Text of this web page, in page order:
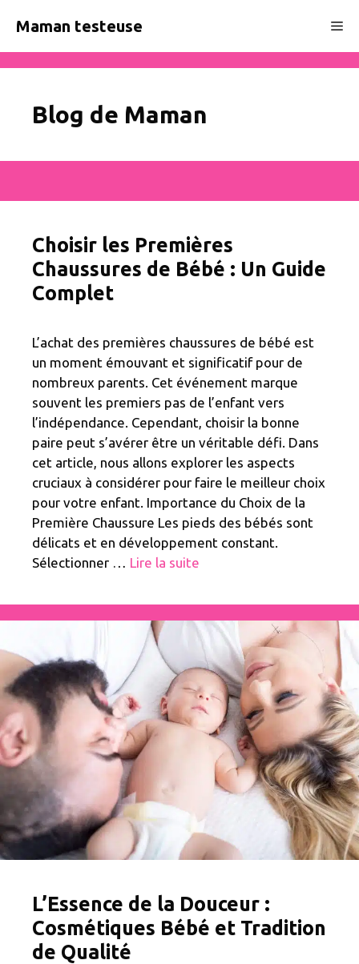
contenu
Maman testeuse
Blog de Maman
Choisir les Premières
Chaussures de Bébé : Un Guide
Complet
L’achat des premières chaussures de bébé est
un moment émouvant et significatif pour de
nombreux parents. Cet événement marque
souvent les premiers pas de l’enfant vers
l’indépendance. Cependant, choisir la bonne
paire peut s’avérer être un véritable défi. Dans
cet article, nous allons explorer les aspects
cruciaux à considérer pour faire le meilleur choix
pour votre enfant. Importance du Choix de la
Première Chaussure Les pieds des bébés sont
délicats et en développement constant.
Sélectionner … Lire la suite
L’Essence de la Douceur :
Cosmétiques Bébé et Tradition
de Qualité